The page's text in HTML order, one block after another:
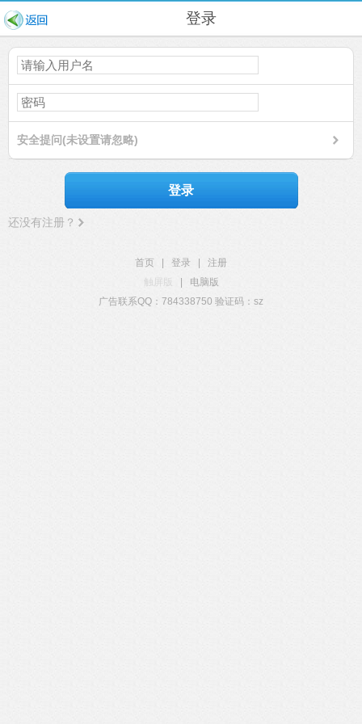
登录
安全提问(未设置请忽略)
登录
还没有注册？
首页 登录
注册
触屏版
电脑版
广告联系QQ：784338750 验证码：sz